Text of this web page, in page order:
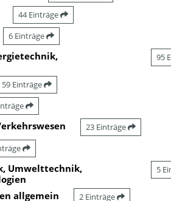
44 Einträge
6 Einträge
95
59 Einträge
23 Einträge
Umwelttechnik,
5
allgemein 2 Einträge